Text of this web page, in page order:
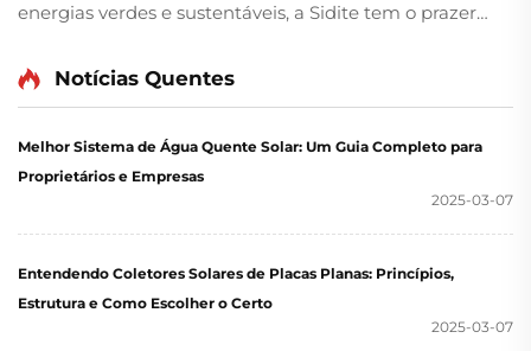
energias verdes e sustentáveis, a Sidite tem o prazer
Cantão 2025 (Fase 1), onde revelaremos os mais
recentes avanços em soluções solares e de energia
Notícias Quentes
Melhor Sistema de Água Quente Solar: Um Guia Completo para
Proprietários e Empresas
2025-03-07
Entendendo Coletores Solares de Placas Planas: Princípios,
Estrutura e Como Escolher o Certo
2025-03-07